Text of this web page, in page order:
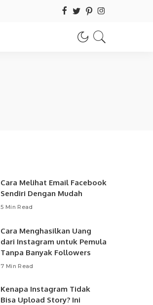
Cara Melihat Email Facebook
Sendiri Dengan Mudah
5 Min Read
Cara Menghasilkan Uang
dari Instagram untuk Pemula
Tanpa Banyak Followers
7 Min Read
Kenapa Instagram Tidak
Bisa Upload Story? Ini